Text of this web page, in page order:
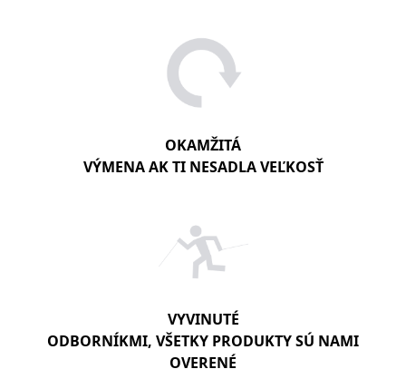
OKAMŽITÁ
VÝMENA AK TI NESADLA VEĽKOSŤ
VYVINUTÉ
ODBORNÍKMI, VŠETKY PRODUKTY SÚ NAMI
OVERENÉ